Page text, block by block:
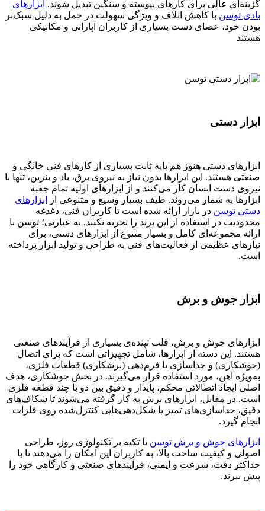
گزینه‌ای عالی برای کارهای پیوسته و سنگین تبدیل شوند. ابزارهای
بادی توسن با کاهش اتلاف و ویژگی سهولت در حمل به دلیل سبک‌تر
بودن خود، عصای دست بسیاری از کاربران آپاراتی و مکانیکی
هستند
ابزار دستی
ابزارهای دستی هنوز هم پایه ثابت بسیاری از کارهای فنی خانگی و
صنعتی هستند. این ابزارها بدون نیاز به نیروی برق، باد و بنزین، تنها با
نیروی دست انسان کار می‌کنند و از ابزارهای اولیه تمام جعبه
ابزارها به شمار می‌روند. طیف بسیار وسیع و متنوعی از
ابزارهای
دستی توسن در بازار ارائه شده است تا کاربران فنی، دغدغه
محدودیت در استفاده از این برند را تجربه نکنند. به عبارتی؛ توسن با
ارائه مجموعه‌ای کامل و بسیار متنوع از ابزارهای دستی، برای
نیازهای عظیمی از فعالیت‌های فنی به طراحی و تولید ابزار پرداخته
است.
ابزار جوش و برش
ابزارهای جوش و برش، قلب تپنده‌ی بسیاری از فرآیندهای صنعتی
هستند. این دسته از ابزارها، شامل تجهیزاتی است که برای اتصال
(جوشکاری) و جداسازی یا فرم‌دهی (برشکاری) قطعات فلزی،
به‌ویژه آهن، مورد استفاده قرار می‌گیرند. در بخش جوشکاری، هدف
اصلی ایجاد اتصالاتی محکم، پایدار و دقیق بین دو یا چند قطعه فلزی
است. در مقابل، ابزارهای برش به کار گرفته می‌شوند تا شکاف‌های
دقیق، جداسازی‌های تمیز یا شکل‌دهی‌هایی کنترل‌شده روی فلزات
انجام گیرد.
ابزارهای جوش و برش توسن با تکیه بر تکنولوژی روز، طراحی
اصولی و کیفیت ساخت بالا، به کاربران این امکان را می‌دهند تا با
حداکثر دقت، سرعت و ایمنی، فرآیندهای صنعتی و کارگاهی خود را
پیش ببرند.